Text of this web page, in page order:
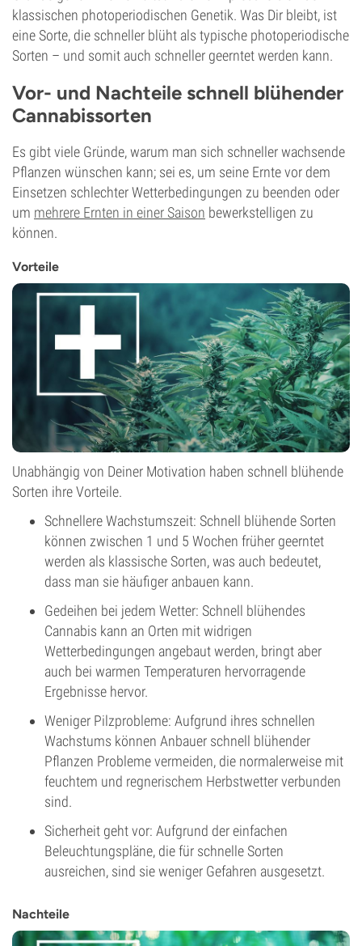
klassischen photoperiodischen Genetik. Was Dir bleibt, ist
eine Sorte, die schneller blüht als typische photoperiodische
Sorten – und somit auch schneller geerntet werden kann.
Vor- und Nachteile schnell blühender
Cannabissorten
Es gibt viele Gründe, warum man sich schneller wachsende
Pflanzen wünschen kann; sei es, um seine Ernte vor dem
Einsetzen schlechter Wetterbedingungen zu beenden oder
um mehrere Ernten in einer Saison bewerkstelligen zu
können.
Vorteile
Unabhängig von Deiner Motivation haben schnell blühende
Sorten ihre Vorteile.
Schnellere Wachstumszeit: Schnell blühende Sorten
können zwischen 1 und 5 Wochen früher geerntet
werden als klassische Sorten, was auch bedeutet,
dass man sie häufiger anbauen kann.
Gedeihen bei jedem Wetter: Schnell blühendes
Cannabis kann an Orten mit widrigen
Wetterbedingungen angebaut werden, bringt aber
auch bei warmen Temperaturen hervorragende
Ergebnisse hervor.
Weniger Pilzprobleme: Aufgrund ihres schnellen
Wachstums können Anbauer schnell blühender
Pflanzen Probleme vermeiden, die normalerweise mit
feuchtem und regnerischem Herbstwetter verbunden
sind.
Sicherheit geht vor: Aufgrund der einfachen
Beleuchtungspläne, die für schnelle Sorten
ausreichen, sind sie weniger Gefahren ausgesetzt.
Nachteile